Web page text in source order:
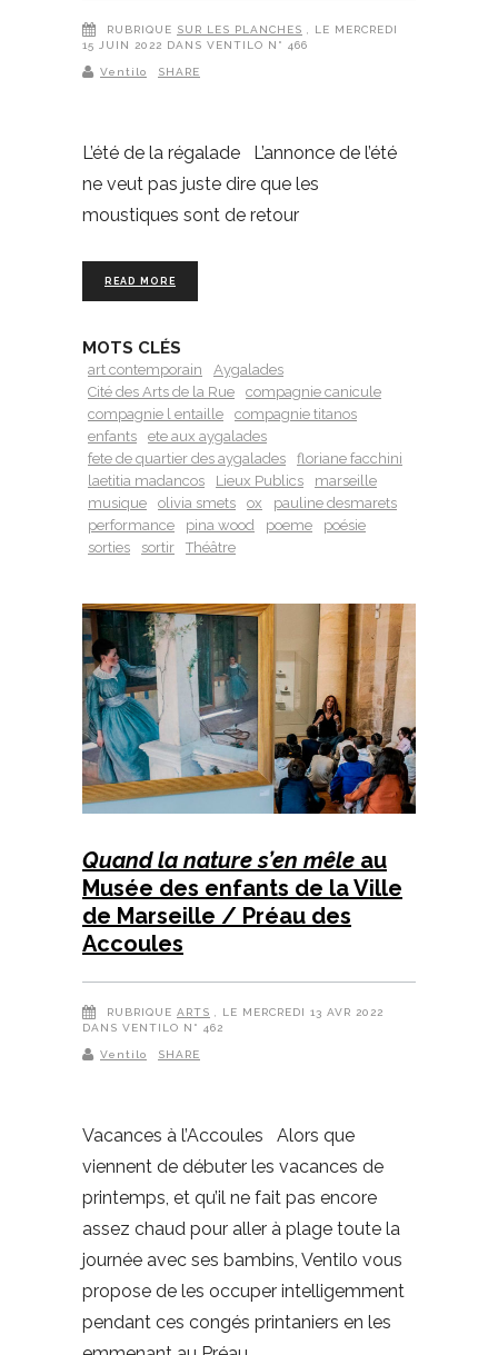
RUBRIQUE SUR LES PLANCHES
, LE MERCREDI
15 JUIN 2022 DANS VENTILO N° 466
Ventilo SHARE
L’été de la régalade L’annonce de l’été
ne veut pas juste dire que les
moustiques sont de retour
READ MORE
MOTS CLÉS
art contemporain
Aygalades
Cité des Arts de la Rue
compagnie canicule
compagnie l entaille
compagnie titanos
enfants
ete aux aygalades
fete de quartier des aygalades
floriane facchini
laetitia madancos
Lieux Publics
marseille
musique
olivia smets ox
pauline desmarets
performance
pina wood poeme
poésie
sorties
sortir Théâtre
Quand la nature s’en mêle au
Musée des enfants de la Ville
de Marseille / Préau des
Accoules
RUBRIQUE ARTS
, LE MERCREDI 13 AVR 2022
DANS VENTILO N° 462
Ventilo SHARE
Vacances à l’Accoules Alors que
viennent de débuter les vacances de
printemps, et qu’il ne fait pas encore
assez chaud pour aller à plage toute la
journée avec ses bambins, Ventilo vous
propose de les occuper intelligemment
pendant ces congés printaniers en les